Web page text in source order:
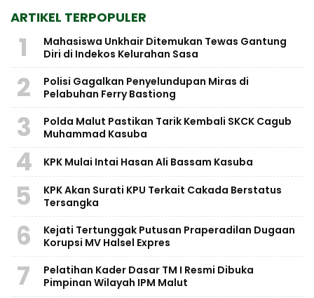
ARTIKEL TERPOPULER
1
Mahasiswa Unkhair Ditemukan Tewas Gantung
Diri di Indekos Kelurahan Sasa
2
Polisi Gagalkan Penyelundupan Miras di
Pelabuhan Ferry Bastiong
3
Polda Malut Pastikan Tarik Kembali SKCK Cagub
Muhammad Kasuba
4 KPK Mulai Intai Hasan Ali Bassam Kasuba
5
KPK Akan Surati KPU Terkait Cakada Berstatus
Tersangka
6
Kejati Tertunggak Putusan Praperadilan Dugaan
Korupsi MV Halsel Expres
7
Pelatihan Kader Dasar TM I Resmi Dibuka
Pimpinan Wilayah IPM Malut